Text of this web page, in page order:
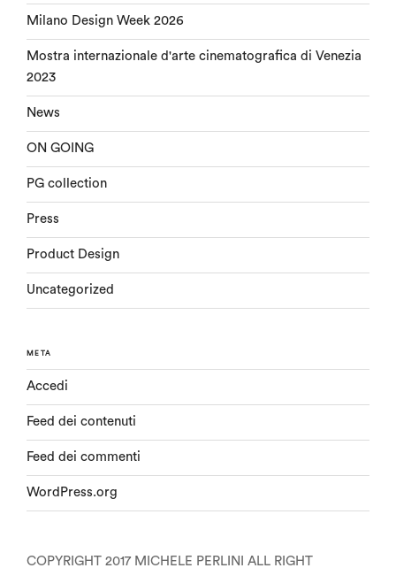
Milano Design Week 2026
Mostra internazionale d'arte cinematografica di Venezia
2023
News
ON GOING
PG collection
Press
Product Design
Uncategorized
META
Accedi
Feed dei contenuti
Feed dei commenti
WordPress.org
COPYRIGHT 2017 MICHELE PERLINI ALL RIGHT